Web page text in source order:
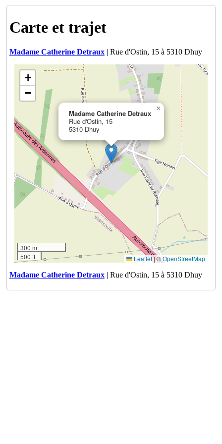
Carte et trajet
Madame Catherine Detraux| Rue d'Ostin, 15 à 5310 Dhuy
Madame Catherine Detraux
Rue d'Ostin, 15
5310 Dhuy
×
+
−
300 m
500 ft
Leaflet|©OpenStreetMap
Madame Catherine Detraux| Rue d'Ostin, 15 à 5310 Dhuy